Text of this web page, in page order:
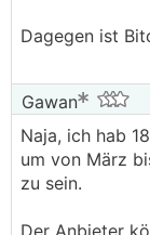
Dagegen ist
Gawan
Naja, ich hab
um von März
zu sein.
Der Anbieter